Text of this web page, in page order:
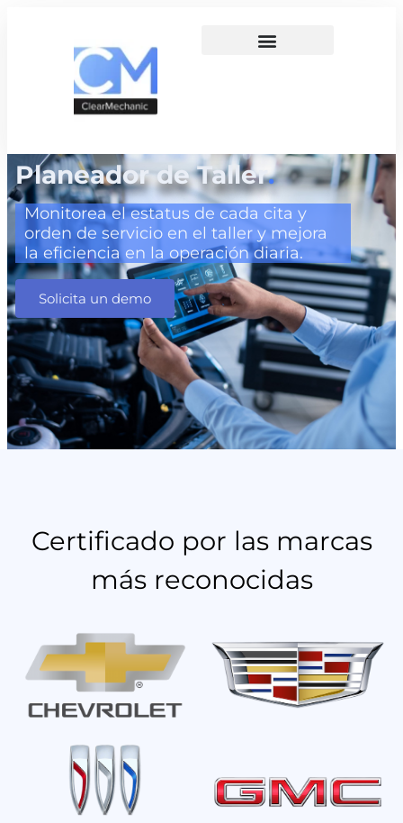
Planeador de Taller.
Monitorea el estatus de cada cita y
orden de servicio en el taller y mejora
la eficiencia en la operación diaria.
Solicita un demo
Certificado por las marcas
más reconocidas